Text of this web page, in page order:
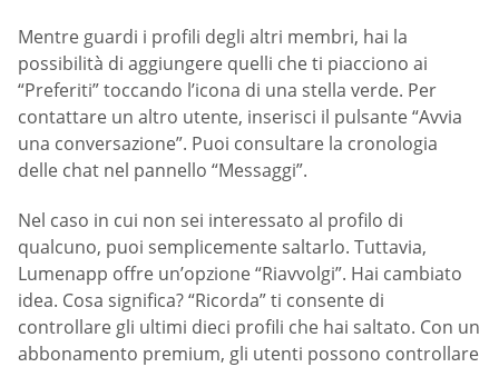
Mentre guardi i profili degli altri membri, hai la
possibilità di aggiungere quelli che ti piacciono ai
“Preferiti” toccando l’icona di una stella verde. Per
contattare un altro utente, inserisci il pulsante “Avvia
una conversazione”. Puoi consultare la cronologia
delle chat nel pannello “Messaggi”.
Nel caso in cui non sei interessato al profilo di
qualcuno, puoi semplicemente saltarlo. Tuttavia,
Lumenapp offre un’opzione “Riavvolgi”. Hai cambiato
idea. Cosa significa? “Ricorda” ti consente di
controllare gli ultimi dieci profili che hai saltato. Con un
abbonamento premium, gli utenti possono controllare